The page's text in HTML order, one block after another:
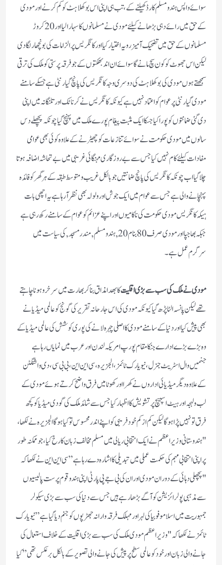
سوائے واپس ہندو مسلم کارڈ کھیلنے کے،تب ہی اپنی اس بوکھلاہٹ کو کم کرنے اور مودی
کے حق میں رائے دہی بڑھانے کیلئے مودی نے مسلمانوں کا سہارا لیا اور20 کروڑ
مسلمانوں کے حق میں تضحیک آمیز رویہ اختیار کیا اور کانگریس پر الزامات کی بونچھار لگادی
لیکن اس جھوٹ کو کون سچ مانے گا سوائے ان اند بھکتوں کے جو فرقہ پرستی کو ملک کی ترقی
سمجھتے ہوں مودی کی بوکھلاہٹ کی دوسری وجہ کانگریس کی پانچ گیارنٹی ہے جسکے سامنے
مودی گیارنٹی پر عوام کو اعتماد نہیں ہے کیونکہ کانگریس نے کرناٹک اور تلنگانہ میں اپنی
دی گئی ضمانتوں کو پورا کیا جسکا ایک مثبت پیغام پورے ملک میں پہنچ گیا چونکہ پچھلے دس
سالوں میں مودی حکومت نے سوائے تنازعات کو چھیڑنے کے علاوہ کوئی بھی عوامی
مفادات کیلئے کام نہیں کیا جس سے بے روزگاری مہنگائی غریبی میں بے تحاشہ اضافہ ہوتا
چلاگیا اب چونکہ کانگریس کی پانچ ضمانتیں جو بالکل غریب و متوسط طبقہ کے ہر گھر کو فائدہ
پہنچانے والی ہے جس سے عوام میں ایک جوش اورولولہ بھی نظر آرہا ہے یہ اچھی بات
ہیکہ کانگریس مودی حکومت کی ناکامیوں اور اپنے عزائم کو عوام کے سامنے رکھ رہی ہے
جبکہ بھاجپا اور مودی صرف 80 بنام 20 ,ہندو مسلم ,مندر مسجد,کی سیاست میں
سرگرم عمل ہے۔
مودی نے ملک کی سب سے بڑی اقلیتکا بھدا مذاق بناکر بھارت میں سرخرو ہونا چاہتے
تھے لیکن پانسہ الٹا پڑھ گیا کیونکہ مودی کی اس جارحانہ تقریر کی گونج کو عالمی میڈیا نے
بھی پیش کیا اور دنیا کے سامنے مودی کا اصلی چہرہ لانے کی پوری کوشش کی عالمی میڈیا کے
وہ بڑے بڑے ادارے جنکا مقام پورپ امریکہ لندن اور عرب میں نمایاں رہا ہے
جنمیں وال اسٹریٹ جنرل،نیویارک ٹائمز،الجزیرہ،سی این این،بی بی سی،دی واشنگٹن
کے علاوہ دیگر میڈیائی اداروں نے کھرا اور کھوٹا میں فرق واضح کرتے ہوئے مودی کے
لب ولہجہ اور ہیٹ اسپیچ پر تشویش کا اظہار کیاجس سے شائد ملک کی گودی میڈیا کو کچھ
فرق تو نہیں پڑا ہوگا لیکن کم از کم خود فریبی کو اپنے اندر محسوس تو کیا ہوگا الجزیرہ نے لکھا،
"ہندوستانی وزیر اعظم نے ایک انتخابی ریالی میں مسلم مخالف زبان کا رخ کیا، جو ممکنہ طور
پر اپنی انتخابی مہم کی حکمت عملی میں تبدیلی کا اشارہ دے رہا ہے” سی این این نے لکھا کہ
"پچھلی دہائی کے دوران مودی اور ان کی بی جے پی پارٹی اپنی ہندو قوم پرست پالیسیوں
سے مذہبی پولرائزیشن کو آگے بڑھا رہے ہیں جس سے دنیا کی سب سے بڑی سیکولر
جمہوریت میں اسلاموفوبیا کی لہر اور مہلک فرقہ وارانہ جھڑپوں کو جنم دیا گیا ہے” نیویارک
ٹائمز نے لکھا کہ "وزیر اعظم مودی ملک کی سب سے بڑی اقلیت کے خلاف استعمال کی
جانے والی زبان اور خود کوعالمی سطح پر پیش کی جانے والی تصویر کے بالکل برعکس تھی”کیا